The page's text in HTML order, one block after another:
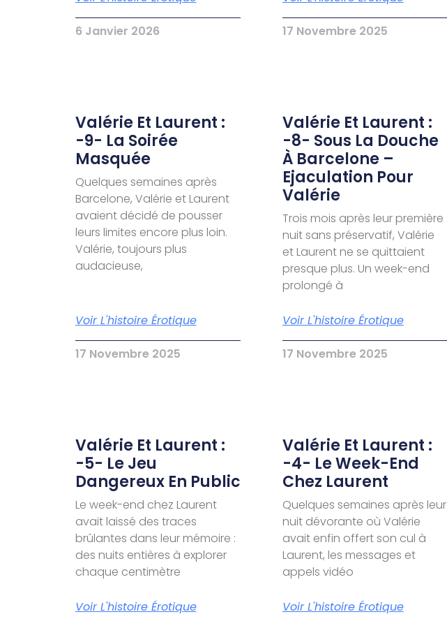
6 Janvier 2026 17 Novembre 2025
Valérie Et Laurent :
-9- La Soirée
Masquée
Quelques semaines après
Barcelone, Valérie et Laurent
avaient décidé de pousser
leurs limites encore plus loin.
Valérie, toujours plus
audacieuse,
Voir L'histoire Érotique
17 Novembre 2025
Valérie Et Laurent :
-8- Sous La Douche
À Barcelone –
Ejaculation Pour
Valérie
Trois mois après leur première
nuit sans préservatif, Valérie
et Laurent ne se quittaient
presque plus. Un week-end
prolongé à
Voir L'histoire Érotique
17 Novembre 2025
Valérie Et Laurent :
-5- Le Jeu
Dangereux En Public
Le week-end chez Laurent
avait laissé des traces
brûlantes dans leur mémoire :
des nuits entières à explorer
chaque centimètre
Voir L'histoire Érotique
Valérie Et Laurent :
-4- Le Week-End
Chez Laurent
Quelques semaines après leur
nuit dévorante où Valérie
avait enfin offert son cul à
Laurent, les messages et
appels vidéo
Voir L'histoire Érotique